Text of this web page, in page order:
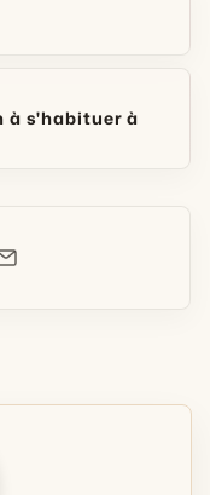
à s'habituer à